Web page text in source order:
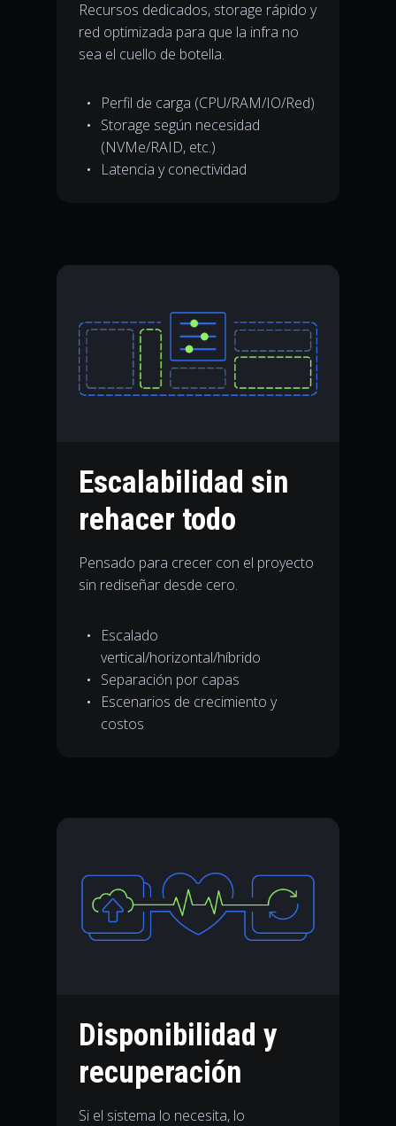
Recursos dedicados, storage rápido y
red optimizada para que la infra no
sea el cuello de botella.
Perfil de carga (CPU/RAM/IO/Red)
Storage según necesidad
(NVMe/RAID, etc.)
Latencia y conectividad
Escalabilidad sin
rehacer todo
Pensado para crecer con el proyecto
sin rediseñar desde cero.
Escalado
vertical/horizontal/híbrido
Separación por capas
Escenarios de crecimiento y
costos
Disponibilidad y
recuperación
Si el sistema lo necesita, lo